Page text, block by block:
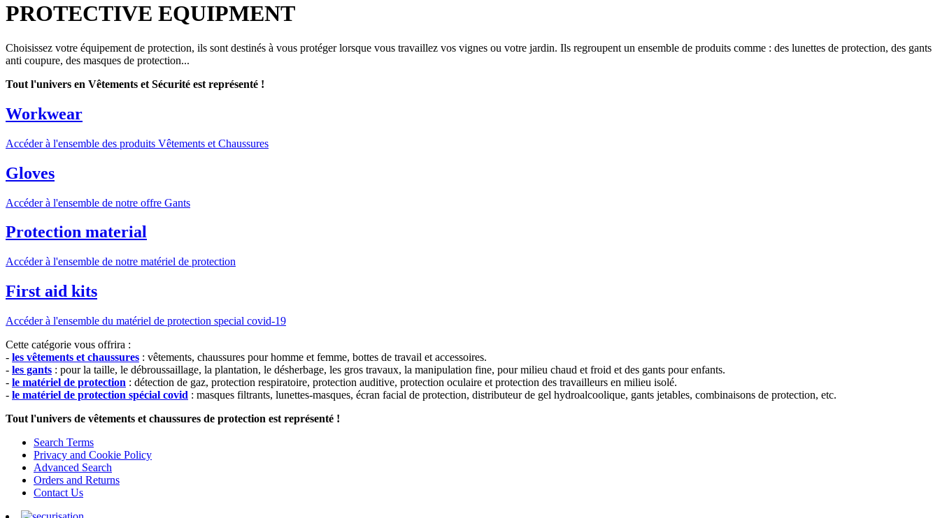
PROTECTIVE EQUIPMENT
Choisissez votre équipement de protection, ils sont destinés à vous protéger lorsque vous travaillez vos vignes ou votre jardin. Ils regroupent un ensemble de produits comme : des lunettes de protection, des gants
anti coupure, des masques de protection...
Tout l'univers en Vêtements et Sécurité est représenté !
Workwear
Accéder à l'ensemble des produits Vêtements et Chaussures
Gloves
Accéder à l'ensemble de notre offre Gants
Protection material
Accéder à l'ensemble de notre matériel de protection
First aid kits
Accéder à l'ensemble du matériel de protection special covid-19
Cette catégorie vous offrira :
- les vêtements et chaussures : vêtements, chaussures pour homme et femme, bottes de travail et accessoires.
- les gants : pour la taille, le débroussaillage, la plantation, le désherbage, les gros travaux, la manipulation fine, pour milieu chaud et froid et des gants pour enfants.
- le matériel de protection : détection de gaz, protection respiratoire, protection auditive, protection oculaire et protection des travailleurs en milieu isolé.
- le matériel de protection spécial covid : masques filtrants, lunettes-masques, écran facial de protection, distributeur de gel hydroalcoolique, gants jetables, combinaisons de protection, etc.
Tout l'univers de vêtements et chaussures de protection est représenté !
Search Terms
Privacy and Cookie Policy
Advanced Search
Orders and Returns
Contact Us